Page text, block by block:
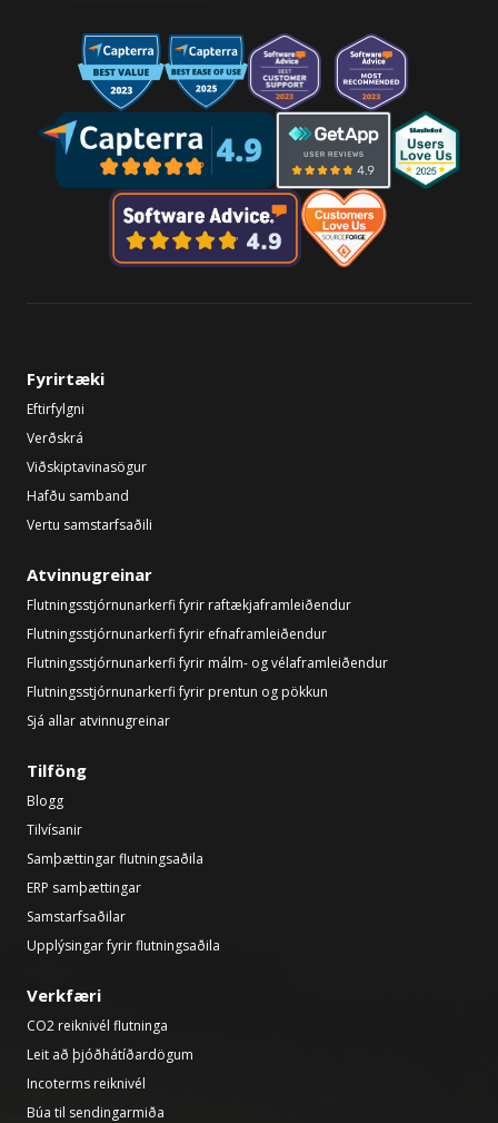
Fyrirtæki
Eftirfylgni
Verðskrá
Viðskiptavinasögur
Hafðu samband
Vertu samstarfsaðili
Atvinnugreinar
Flutningsstjórnunarkerfi fyrir raftækjaframleiðendur
Flutningsstjórnunarkerfi fyrir efnaframleiðendur
Flutningsstjórnunarkerfi fyrir málm- og vélaframleiðendur
Flutningsstjórnunarkerfi fyrir prentun og pökkun
Sjá allar atvinnugreinar
Tilföng
Blogg
Tilvísanir
Samþættingar flutningsaðila
ERP samþættingar
Samstarfsaðilar
Upplýsingar fyrir flutningsaðila
Verkfæri
CO2 reiknivél flutninga
Leit að þjóðhátíðardögum
Incoterms reiknivél
Búa til sendingarmiða